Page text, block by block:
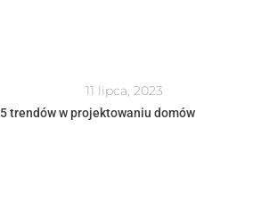
11 lipca, 2023
5 trendów w projektowaniu domów